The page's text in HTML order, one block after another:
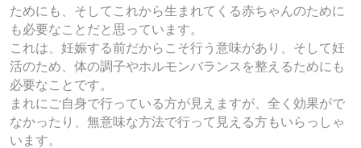
ためにも、そしてこれから生まれてくる赤ちゃんのために
も必要なことだと思っています。
これは、妊娠する前だからこそ行う意味があり、そして妊
活のため、体の調子やホルモンバランスを整えるためにも
必要なことです。
まれにご自身で行っている方が見えますが、全く効果がで
なかったり、無意味な方法で行って見える方もいらっしゃ
います。